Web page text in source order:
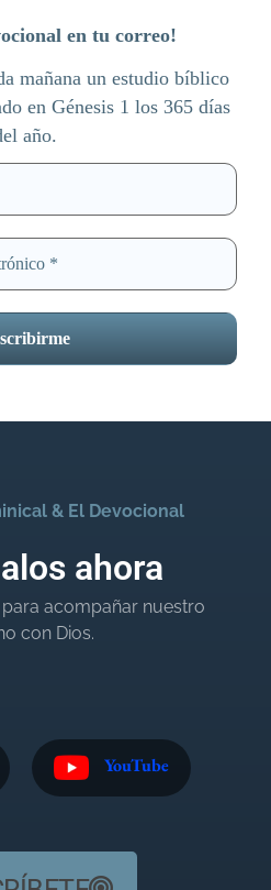
en tu correo!
mañana un estudio bíblico
en Génesis 1 los 365 días
año.
& El Devocional
ahora
acompañar nuestro
con Dios.
YouTube